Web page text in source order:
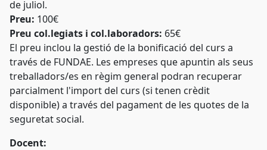
de juliol.
Preu: 100€
Preu col.legiats i col.laboradors: 65€
El preu inclou la gestió de la bonificació del curs a
través de FUNDAE. Les empreses que apuntin als seus
treballadors/es en règim general podran recuperar
parcialment l'import del curs (si tenen crèdit
disponible) a través del pagament de les quotes de la
seguretat social.
Docent: